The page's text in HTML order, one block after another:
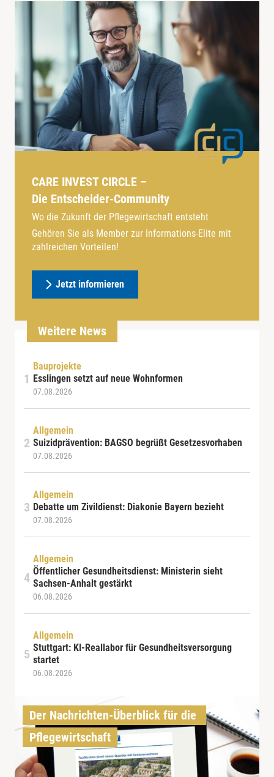
CARE INVEST CIRCLE –
Die Entscheider-Community
Wo die Zukunft der Pflegewirtschaft entsteht
Gehören Sie als Member zur Informations-Elite mit
zahlreichen Vorteilen!
Jetzt informieren
Weitere News
Bauprojekte
Esslingen setzt auf neue Wohnformen
07.08.2026
Allgemein
Suizidprävention: BAGSO begrüßt Gesetzesvorhaben
07.08.2026
Allgemein
Debatte um Zivildienst: Diakonie Bayern bezieht
07.08.2026
Allgemein
Öffentlicher Gesundheitsdienst: Ministerin sieht
Sachsen-Anhalt gestärkt
06.08.2026
Allgemein
Stuttgart: KI-Reallabor für Gesundheitsversorgung
startet
06.08.2026
Der Nachrichten-Überblick für die
Pflegewirtschaft